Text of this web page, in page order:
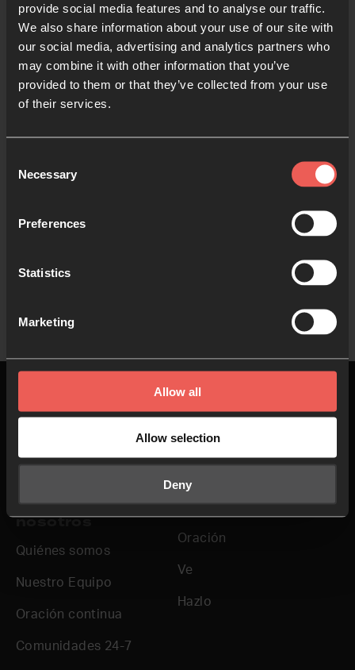
provide social media features and to analyse our traffic.
We also share information about your use of our site with
our social media, advertising and analytics partners who
may combine it with other information that you’ve
provided to them or that they’ve collected from your use
of their services.
Selection
Necessary
Preferences
Statistics
Marketing
Allow all
Allow selection
Deny
12 MINS. LECTURA
Acerca de
nosotros
Quiénes somos
Nuestro Equipo
Oración continua
Comunidades 24-7
Únete
Oración
Ve
Hazlo